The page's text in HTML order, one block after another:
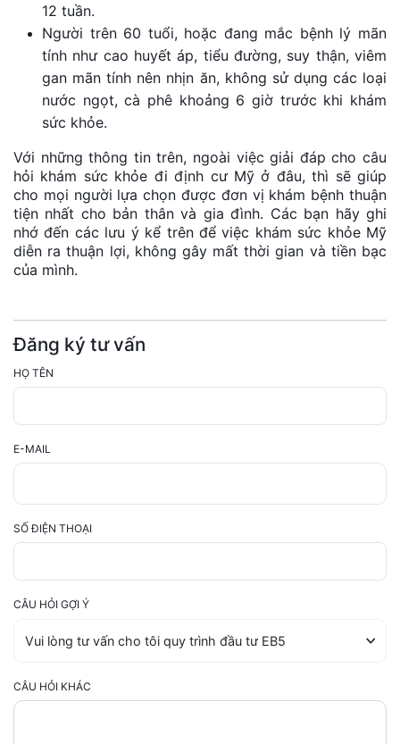
12 tuần.
Người trên 60 tuổi, hoặc đang mắc bệnh lý mãn
tính như cao huyết áp, tiểu đường, suy thận, viêm
gan mãn tính nên nhịn ăn, không sử dụng các loại
nước ngọt, cà phê khoảng 6 giờ trước khi khám
sức khỏe.
Với những thông tin trên, ngoài việc giải đáp cho câu
hỏi khám sức khỏe đi định cư Mỹ ở đâu, thì sẽ giúp
cho mọi người lựa chọn được đơn vị khám bệnh thuận
tiện nhất cho bản thân và gia đình. Các bạn hãy ghi
nhớ đến các lưu ý kể trên để việc khám sức khỏe Mỹ
diễn ra thuận lợi, không gây mất thời gian và tiền bạc
của mình.
Đăng ký tư vấn
HỌ TÊN
E-MAIL
SỐ ĐIỆN THOẠI
CÂU HỎI GỢI Ý
CÂU HỎI KHÁC